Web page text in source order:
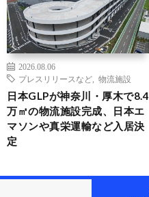
2026.08.06
プレスリリースなど
物流施設
日本GLPが神奈川・厚木で8.4
万㎡の物流施設完成、日本エ
マソンや真栄運輸など入居決
定